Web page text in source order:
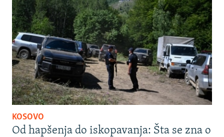
KOSOVO
Od hapšenja do iskopavanja: Šta se zna o